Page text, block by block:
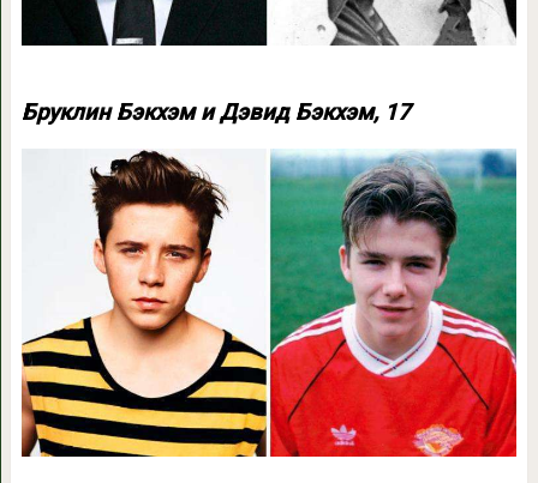
Бруклин Бэкхэм и Дэвид Бэкхэм, 17